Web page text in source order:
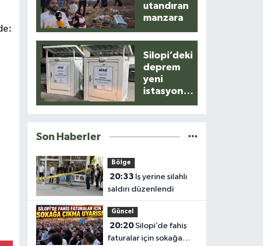
utandıran
manzara
Silopi’deki
deprem
yeni
istasyonla
Son Haberler
Bölge
20:33
saldırı düzenlendi
Güncel
20:20Silopi’de fahiş
faturalar için sokağa